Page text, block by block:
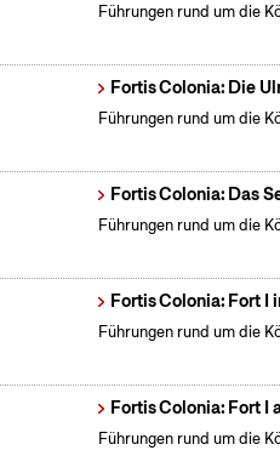
Führungen rund um die
Fortis Colonia: Die
Führungen rund um die
Fortis Colonia: Das
Führungen rund um die
Fortis Colonia: Fort I
Führungen rund um die
Fortis Colonia: Fort I
Führungen rund um die